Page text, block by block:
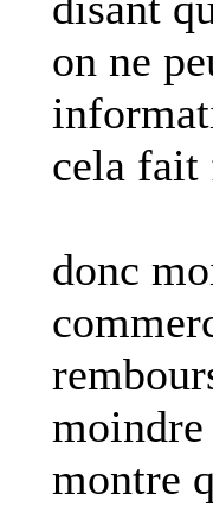
on ne
cela
donc
montre